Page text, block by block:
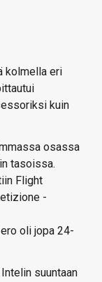
kolmella eri
kuin
osassa
tasoissa.
Flight
-
oli jopa 24-
suuntaan